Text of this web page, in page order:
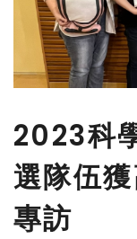
2023科
選隊伍
專訪